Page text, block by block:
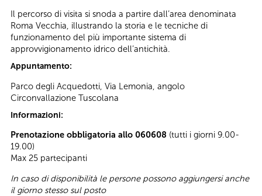
Il percorso di visita si snoda a partire dall’area denominata
Roma Vecchia, illustrando la storia e le tecniche di
funzionamento del più importante sistema di
approvvigionamento idrico dell’antichità.
Appuntamento:
Parco degli Acquedotti, Via Lemonia, angolo
Circonvallazione Tuscolana
Informazioni:
Prenotazione obbligatoria allo 060608 (tutti i giorni 9.00-
19.00)
Max 25 partecipanti
In caso di disponibilità le persone possono aggiungersi anche
il giorno stesso sul posto